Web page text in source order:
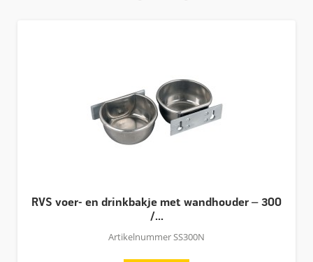
RVS voer- en drinkbakje met wandhouder – 300
/...
Artikelnummer SS300N